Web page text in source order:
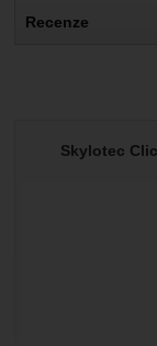
Recenze
Skylotec